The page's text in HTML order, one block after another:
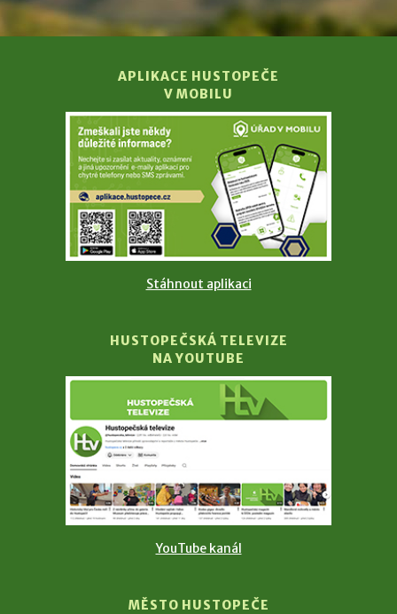
APLIKACE HUSTOPEČE
V MOBILU
Stáhnout aplikaci
HUSTOPEČSKÁ TELEVIZE
NA YOUTUBE
YouTube kanál
MĚSTO HUSTOPEČE